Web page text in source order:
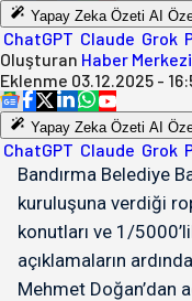
Yapay Zeka Özeti AI
ChatGPT Claude Grok
Oluşturan Haber Merkezi
Eklenme 03.12.2025 -
Yapay Zeka Özeti AI
ChatGPT Claude Grok
Bandırma Belediye
kuruluşuna verdiği
konutları ve 1/
açıklamaların
Mehmet Doğan’dan